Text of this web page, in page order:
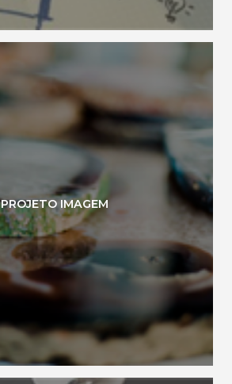
PROJETO IMAGEM